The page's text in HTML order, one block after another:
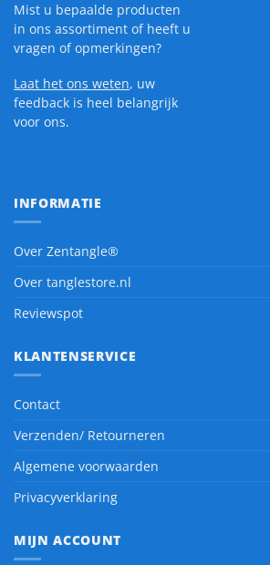
Mist u bepaalde producten
in ons assortiment of heeft u
vragen of opmerkingen?
Laat het ons weten, uw
feedback is heel belangrijk
voor ons.
INFORMATIE
Over Zentangle®
Over tanglestore.nl
Reviewspot
KLANTENSERVICE
Contact
Verzenden/ Retourneren
Algemene voorwaarden
Privacyverklaring
MIJN ACCOUNT